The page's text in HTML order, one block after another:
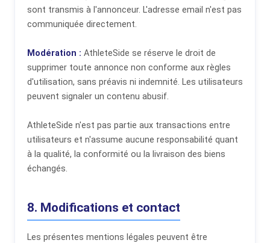
sont transmis à l'annonceur. L'adresse email n'est pas
communiquée directement.
Modération : AthleteSide se réserve le droit de
supprimer toute annonce non conforme aux règles
d'utilisation, sans préavis ni indemnité. Les utilisateurs
peuvent signaler un contenu abusif.
AthleteSide n'est pas partie aux transactions entre
utilisateurs et n'assume aucune responsabilité quant
à la qualité, la conformité ou la livraison des biens
échangés.
8. Modifications et contact
Les présentes mentions légales peuvent être